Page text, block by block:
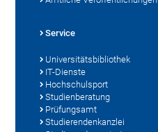
Service
Universitätsbibliothek
IT-Dienste
Hochschulsport
Studienberatung
Prüfungsamt
Studierendenkanzlei